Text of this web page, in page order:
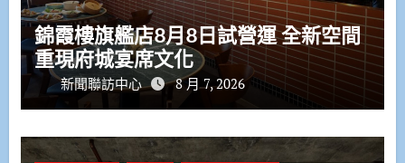
錦霞樓旗艦店8月8日試營運 全新空間
重現府城宴席文化
新聞聯訪中心 8 月 7, 2026